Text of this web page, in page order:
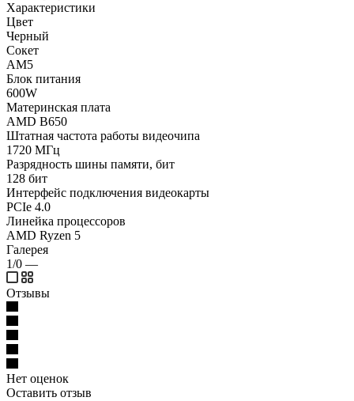
Характеристики
Цвет
Черный
Сокет
AM5
Блок питания
600W
Материнская плата
AMD B650
Штатная частота работы видеочипа
1720 МГц
Разрядность шины памяти, бит
128 бит
Интерфейс подключения видеокарты
PCIe 4.0
Линейка процессоров
AMD Ryzen 5
Галерея
1/0 —
Отзывы
Нет оценок
Оставить отзыв